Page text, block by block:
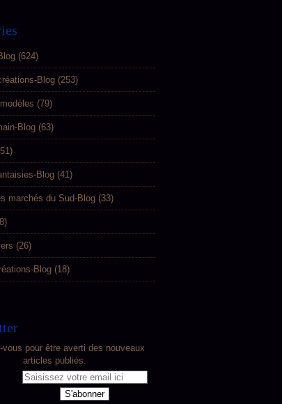
(624)
Blog (253)
(79)
Blog (63)
Blog (41)
marchés du Sud-Blog (33)
(26)
Blog (18)
vous pour être averti des nouveaux
articles publiés.